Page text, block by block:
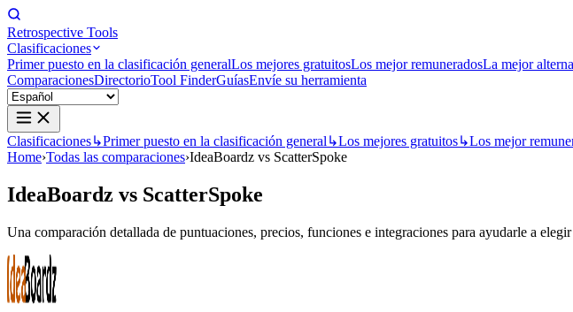
Retrospective Tools
Clasificaciones
Primer puesto en la clasificación generalLos mejores gratuitosLos mejor remuneradosLa mejor
ComparacionesDirectorioTool FinderGuíasEnvíe su herramienta
Clasificaciones↳Primer puesto en la clasificación general ↳Los mejores gratuitos↳Los mejor
Home›Todas las comparaciones›IdeaBoardz vs ScatterSpoke
IdeaBoardz vs ScatterSpoke
Una comparación detallada de puntuaciones, precios, funciones e integraciones para ayudarle a